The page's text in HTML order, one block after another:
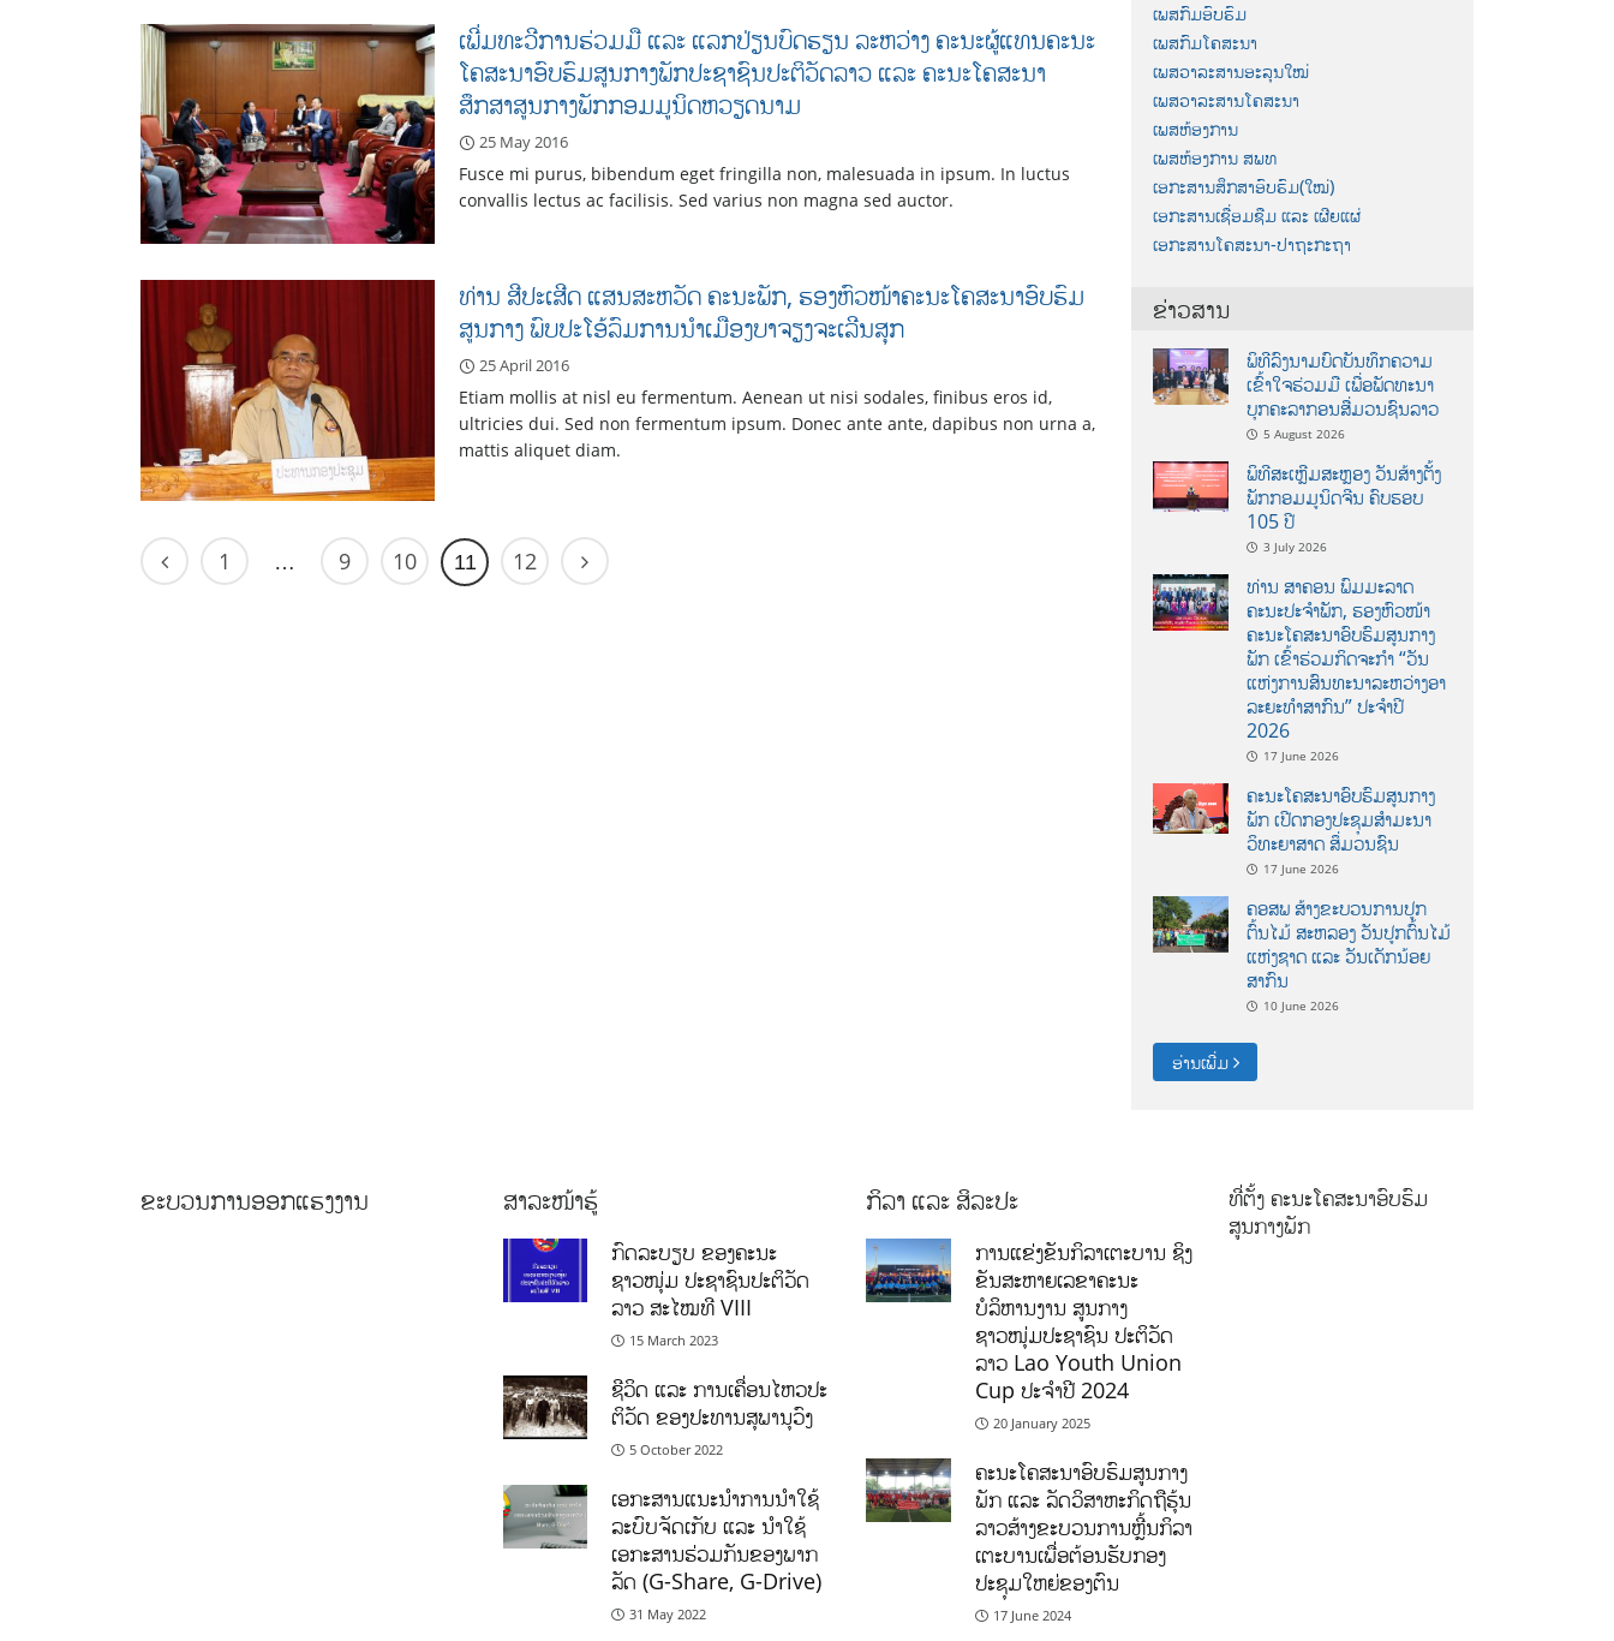
ເພີ່ມທະວີການຮ່ວມມື ແລະ ແລກປ່ຽນບົດຮຽນ ລະຫວ່າງ ຄະນະຜູ້ແທນຄະນະ
ໂຄສະນາອົບຮົມສູນກາງພັກປະຊາຊົນປະຕິວັດລາວ ແລະ ຄະນະໂຄສະນາ
ສຶກສາສູນກາງພັກກອມມູນິດຫວຽດນາມ
25 May 2016
Fusce mi purus, bibendum eget fringilla non, malesuada in ipsum. In luctus
convallis lectus ac facilisis. Sed varius non magna sed auctor.
ທ່ານ ສີປະເສີດ ແສນ​ສະຫວັດ ຄະນະພັກ, ຮອງຫົວໜ້າຄະນະໂຄສະນາອົບຮົມ
ສູນກາງ ພົບປະໂອ້ລົມການນຳເມືອງບາຈຽງຈະເລີນສຸກ
25 April 2016
Etiam mollis at nisl eu fermentum. Aenean ut nisi sodales, finibus eros id,
ultricies dui. Sed non fermentum ipsum. Donec ante ante, dapibus non urna a,
mattis aliquet diam.
1 … 9 10 11 12
ເພສກົມອົບຮົມ
ເພສກົມໂຄສະນາ
ເພສວາລະສານອະລຸນໃໝ່
ເພສວາລະສານໂຄສະນາ
ເພສຫ້ອງການ
ເພສຫ້ອງການ ສພທ
ເອກະສານສຶກສາອົບຮົມ(ໃໝ່)
ເອກະສານເຊື່ອມຊືມ ແລະ ເຜີຍແຜ່
ເອກະສານໂຄສະນາ-ປາຖະກະຖາ
ຂ່າວສານ
ພິທີລົງນາມບົດບັນທຶກຄວາມ
ເຂົ້າໃຈຮ່ວມມື ເພື່ອພັດທະນາ
ບຸກຄະລາກອນສື່ມວນຊົນລາວ
5 August 2026
ພິທີສະເຫຼີມສະຫຼອງ ວັນສ້າງຕັ້ງ
ພັກກອມມູນິດຈີນ ຄົບຮອບ
105 ປີ
3 July 2026
ທ່ານ ສາຄອນ ພົມມະລາດ
ຄະນະປະຈໍາພັກ, ຮອງຫົວໜ້າ
ຄະນະໂຄສະນາອົບຮົມສູນກາງ
ພັກ ເຂົ້າຮ່ວມກິດຈະກຳ “ວັນ
ແຫ່ງການສົນທະນາລະຫວ່າງອາ
ລະຍະທຳສາກົນ” ປະຈຳປີ
2026
17 June 2026
ຄະນະໂຄສະນາອົບຮົມສູນກາງ
ພັກ ເປີດກອງປະຊຸມສຳມະນາ
ວິທະຍາສາດ ສຶ່ມວນຊົນ
17 June 2026
ຄອສພ ສ້າງຂະບວນການປູກ
ຕົ້ນໄມ້ ສະຫລອງ ວັນປູກຕົ້ນໄມ້
ແຫ່ງຊາດ ແລະ ວັນເດັກນ້ອຍ
ສາກົນ
10 June 2026
ອ່ານເພີ່ມ
ຂະບວນການອອກແຮງງານ ສາລະໜ້າຮູ້
ກົດລະບຽບ ຂອງຄະນະ
ຊາວໜຸ່ມ ປະຊາຊົນປະຕິວັດ
ລາວ ສະໄໝທີ VIII
15 March 2023
ຊີ​ວິດ​ ແລະ ການເຄື່ອນໄຫວປະ​
ຕິ​ວັດ ຂອງ​ປະ​ທານ​ສຸ​ພາ​ນຸ​ວົງ
5 October 2022
ເອກະສານແນະນຳການນຳໃຊ້
ລະບົບຈັດເກັບ ແລະ ນຳໃຊ້
ເອກະສານຮ່ວມກັນຂອງພາກ
ລັດ (G-Share, G-Drive)
31 May 2022
ກິລາ ແລະ ສິລະປະ
ການແຂ່ງຂັນກິລາເຕະບານ ຊິງ
ຂັນສະຫາຍເລຂາຄະນະ
ບໍລິຫານງານ ສູນກາງ
ຊາວໜຸ່ມປະຊາຊົນ ປະຕິວັດ
ລາວ Lao Youth Union
Cup ປະຈຳປີ 2024
20 January 2025
ຄະນະໂຄສະນາອົບຮົມສູນກາງ
ພັກ ແລະ ລັດວິສາຫະກິດຖືຮຸ້ນ
ລາວສ້າງຂະບວນການຫຼີ້ນກິລາ
ເຕະບານເພື່ອຕ້ອນຮັບກອງ
ປະຊຸມໃຫຍ່ຂອງຕົນ
17 June 2024
ທີ່ຕັ້ງ ຄະນະໂຄສະນາອົບຮົມ
ສູນກາງພັກ